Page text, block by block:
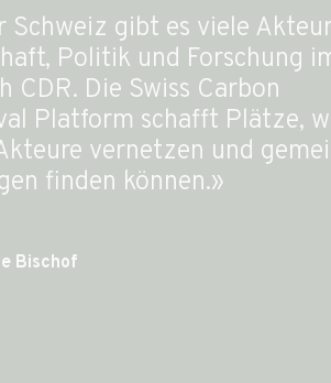
Schweiz gibt es viele
Politik und Forschung
CDR. Die Swiss Carbon
Platform schafft Plätze,
vernetzen und
finden können.»
Bischof